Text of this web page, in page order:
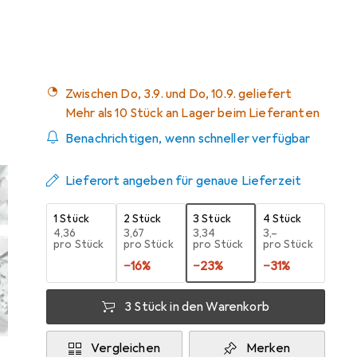
Zwischen Do, 3.9. und Do, 10.9. geliefert
Mehr als 10 Stück an Lager beim Lieferanten
Benachrichtigen, wenn schneller verfügbar
Lieferort angeben für genaue Lieferzeit
1 Stück
EUR
4,36
pro Stück
2 Stück
EUR
3,67
pro Stück
−16%
3 Stück
EUR
3,34
pro Stück
−23%
4 Stück
EUR
3,–
pro Stück
−31%
3 Stück in den Warenkorb
Vergleichen Merken